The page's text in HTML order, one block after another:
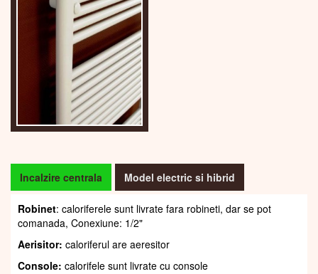
Incalzire centrala Model electric si hibrid
Robinet: caloriferele sunt livrate fara robineti, dar se pot
comanada, Conexiune: 1/2"
Aerisitor: caloriferul are aeresitor
Console: calorifele sunt livrate cu console